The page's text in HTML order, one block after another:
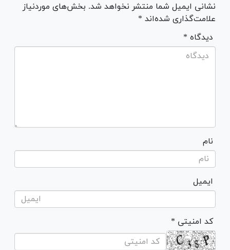
نشانی ایمیل شما منتشر نخواهد شد. بخش‌های موردنیاز
علامت‌گذاری شده‌اند *
* دیدگاه
نام
ایمیل
* کد امنیتی